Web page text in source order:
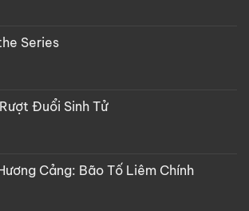
Series
Đuổi Sinh Tử
Cảng: Bão Tố Liêm Chính